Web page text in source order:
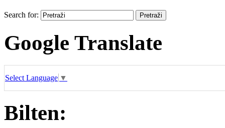
Search for:
Google Translate
Select Language ▼
Bilten: